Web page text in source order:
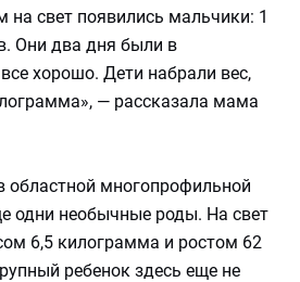
свет появились мальчики: 1
Они два дня были в
хорошо. Дети набрали вес,
— рассказала мама
областной многопрофильной
одни необычные роды. На свет
6,5 килограмма и ростом 62
ребенок здесь еще не